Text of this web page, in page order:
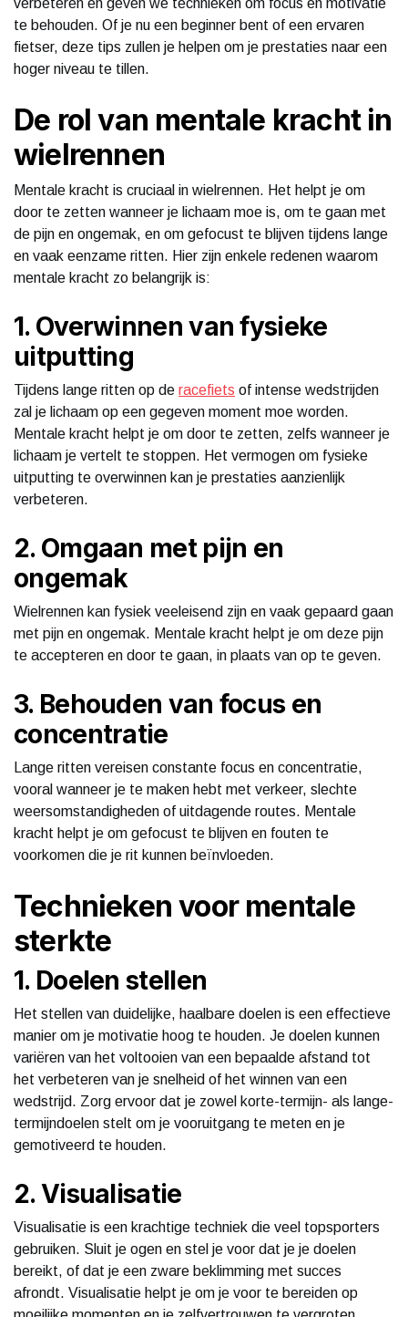
te behouden. Of je nu een beginner bent of een ervaren
fietser, deze tips zullen je helpen om je prestaties naar een
hoger niveau te tillen.
De rol van mentale kracht in
wielrennen
Mentale kracht is cruciaal in wielrennen. Het helpt je om
door te zetten wanneer je lichaam moe is, om te gaan met
de pijn en ongemak, en om gefocust te blijven tijdens lange
en vaak eenzame ritten. Hier zijn enkele redenen waarom
mentale kracht zo belangrijk is:
1. Overwinnen van fysieke
uitputting
Tijdens lange ritten op de racefiets of intense wedstrijden
zal je lichaam op een gegeven moment moe worden.
Mentale kracht helpt je om door te zetten, zelfs wanneer je
lichaam je vertelt te stoppen. Het vermogen om fysieke
uitputting te overwinnen kan je prestaties aanzienlijk
verbeteren.
2. Omgaan met pijn en
ongemak
Wielrennen kan fysiek veeleisend zijn en vaak gepaard gaan
met pijn en ongemak. Mentale kracht helpt je om deze pijn
te accepteren en door te gaan, in plaats van op te geven.
3. Behouden van focus en
concentratie
Lange ritten vereisen constante focus en concentratie,
vooral wanneer je te maken hebt met verkeer, slechte
weersomstandigheden of uitdagende routes. Mentale
kracht helpt je om gefocust te blijven en fouten te
voorkomen die je rit kunnen beïnvloeden.
Technieken voor mentale
sterkte
1. Doelen stellen
Het stellen van duidelijke, haalbare doelen is een effectieve
manier om je motivatie hoog te houden. Je doelen kunnen
variëren van het voltooien van een bepaalde afstand tot
het verbeteren van je snelheid of het winnen van een
wedstrijd. Zorg ervoor dat je zowel korte-termijn- als lange-
termijndoelen stelt om je vooruitgang te meten en je
gemotiveerd te houden.
2. Visualisatie
Visualisatie is een krachtige techniek die veel topsporters
gebruiken. Sluit je ogen en stel je voor dat je je doelen
bereikt, of dat je een zware beklimming met succes
afrondt. Visualisatie helpt je om je voor te bereiden op